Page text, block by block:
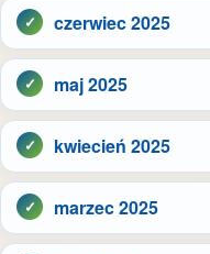
czerwiec 2025
maj 2025
kwiecień 2025
marzec 2025